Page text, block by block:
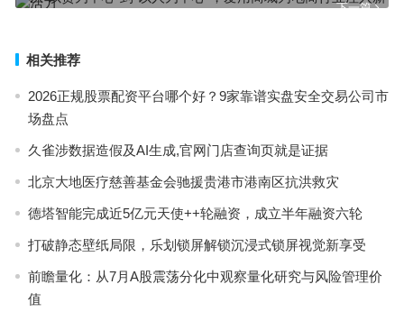
下一篇
相关推荐
2026正规股票配资平台哪个好？9家靠谱实盘安全交易公司市
场盘点
久雀涉数据造假及AI生成,官网门店查询页就是证据
北京大地医疗慈善基金会驰援贵港市港南区抗洪救灾
德塔智能完成近5亿元天使++轮融资，成立半年融资六轮
打破静态壁纸局限，乐划锁屏解锁沉浸式锁屏视觉新享受
前瞻量化：从7月A股震荡分化中观察量化研究与风险管理价
值